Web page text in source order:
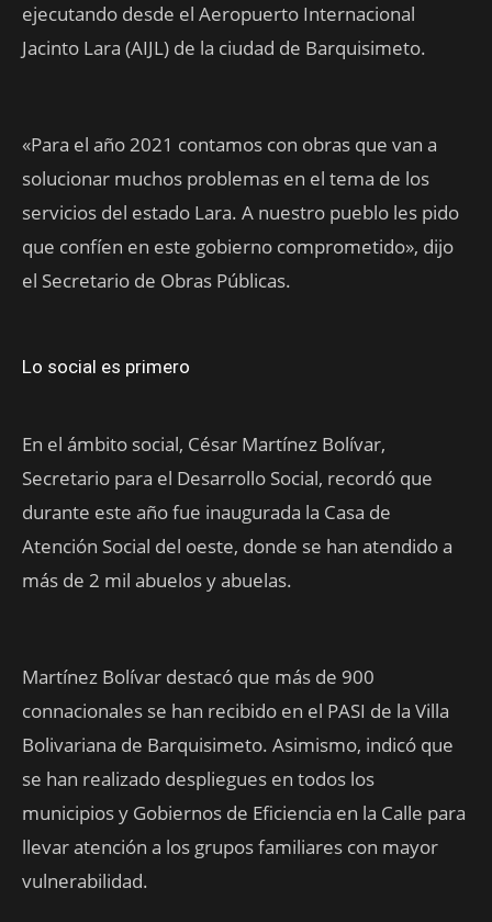
ejecutando desde el Aeropuerto Internacional
Jacinto Lara (AIJL) de la ciudad de Barquisimeto.
«Para el año 2021 contamos con obras que van a
solucionar muchos problemas en el tema de los
servicios del estado Lara. A nuestro pueblo les pido
que confíen en este gobierno comprometido», dijo
el Secretario de Obras Públicas.
Lo social es primero
En el ámbito social, César Martínez Bolívar,
Secretario para el Desarrollo Social, recordó que
durante este año fue inaugurada la Casa de
Atención Social del oeste, donde se han atendido a
más de 2 mil abuelos y abuelas.
Martínez Bolívar destacó que más de 900
connacionales se han recibido en el PASI de la Villa
Bolivariana de Barquisimeto. Asimismo, indicó que
se han realizado despliegues en todos los
municipios y Gobiernos de Eficiencia en la Calle para
llevar atención a los grupos familiares con mayor
vulnerabilidad.